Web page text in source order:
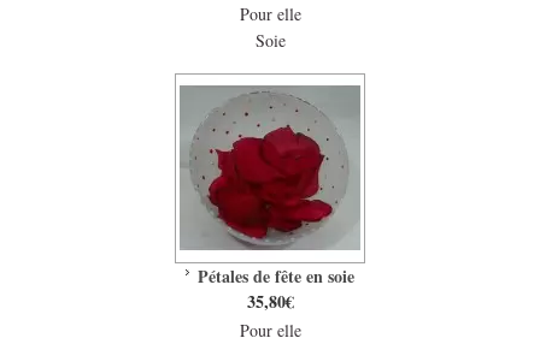
Pour elle
Soie
Pétales de fête en soie
35,80€
Pour elle